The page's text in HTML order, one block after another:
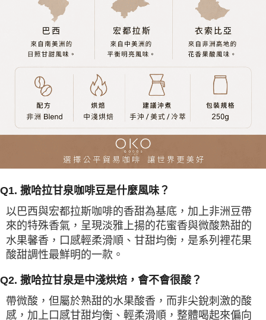
Q1. 撒哈拉甘泉咖啡豆是什麼風味？
以巴西與宏都拉斯咖啡的香甜為基底，加上非洲豆帶
來的特殊香氣，呈現淡雅上揚的花蜜香與微酸熟甜的
水果馨香，口感輕柔滑順、甘甜均衡，是系列裡花果
酸甜調性最鮮明的一款。
Q2. 撒哈拉甘泉是中淺烘焙，會不會很酸？
帶微酸，但屬於熟甜的水果酸香，而非尖銳刺激的酸
感，加上口感甘甜均衡、輕柔滑順，整體喝起來偏向